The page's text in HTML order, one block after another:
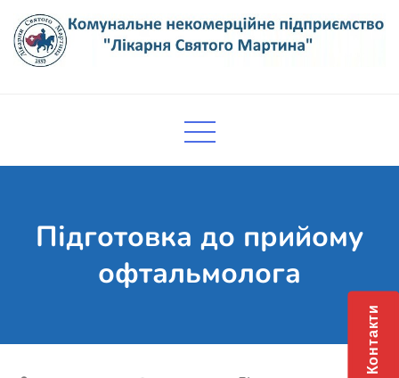
content
підприємство "Лікарня Святого
Підготовка до прийому
офтальмолога
Контакти